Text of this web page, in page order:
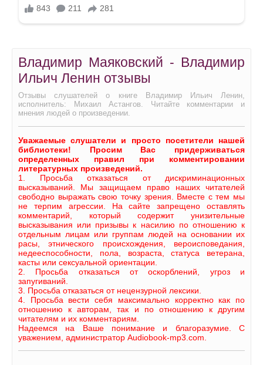
Владимир Маяковский - Владимир
Ильич Ленин отзывы
Отзывы слушателей о книге Владимир Ильич Ленин,
исполнитель: Михаил Астангов. Читайте комментарии и
мнения людей о произведении.
Уважаемые слушатели и просто посетители нашей
библиотеки! Просим Вас придерживаться
определенных правил при комментировании
литературных произведений.
1. Просьба отказаться от дискриминационных
высказываний. Мы защищаем право наших читателей
свободно выражать свою точку зрения. Вместе с тем мы
не терпим агрессии. На сайте запрещено оставлять
комментарий, который содержит унизительные
высказывания или призывы к насилию по отношению к
отдельным лицам или группам людей на основании их
расы, этнического происхождения, вероисповедания,
недееспособности, пола, возраста, статуса ветерана,
касты или сексуальной ориентации.
2. Просьба отказаться от оскорблений, угроз и
запугиваний.
3. Просьба отказаться от нецензурной лексики.
4. Просьба вести себя максимально корректно как по
отношению к авторам, так и по отношению к другим
читателям и их комментариям.
Надеемся на Ваше понимание и благоразумие. С
уважением, администратор Audiobook-mp3.com.